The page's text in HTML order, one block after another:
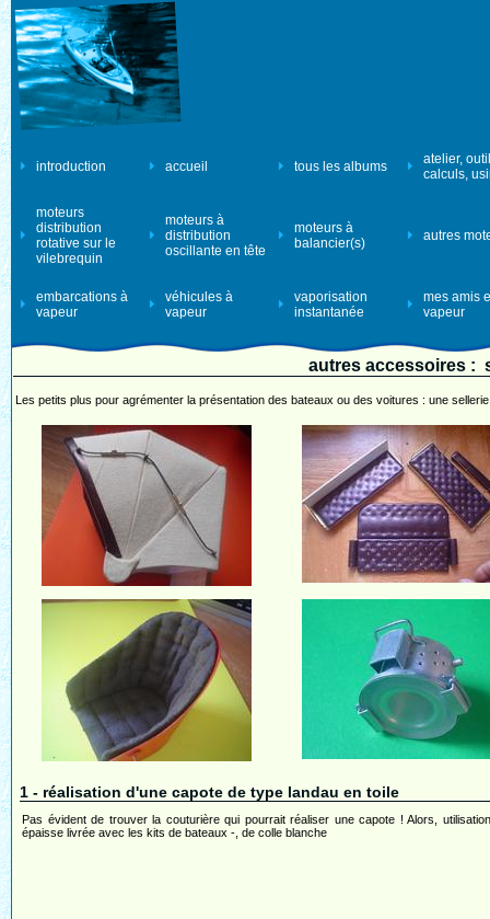
introduction accueil tous les albums
atelier,
calculs,
moteurs
distribution
rotative sur le
vilebrequin
moteurs à
distribution
oscillante en tête
moteurs à
balancier(s)
autres
embarcations à
vapeur
véhicules à
vapeur
vaporisation
instantanée
mes amis
vapeur
autres accessoires :
Les petits plus pour agrémenter la présentation des bateaux ou des voitures : une
1 - réalisation d'une capote de type landau en toile
Pas évident de trouver la couturière qui pourrait réaliser une capote ! Alors,
épaisse livrée avec les kits de bateaux -, de colle blanche